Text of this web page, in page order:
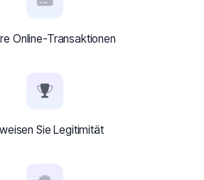
Online-Transaktionen
Sie Legitimität